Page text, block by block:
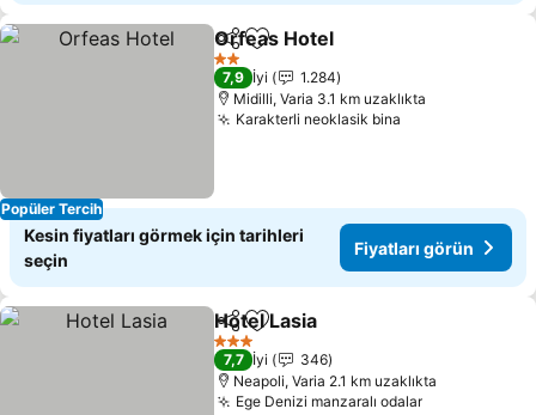
Popüler Tercih
PaylaşFavorilerime ekle
Orfeas Hotel
2 Yıldız
7,9 İyi
1.284
Midilli, Varia 3.1 km uzaklıkta
Karakterli neoklasik bina
Kesin fiyatları görmek için tarihleri
seçin
Fiyatları görün
PaylaşFavorilerime ekle
Hotel Lasia
3 Yıldız
7,7 İyi
346
Neapoli, Varia 2.1 km uzaklıkta
Ege Denizi manzaralı odalarFiyatları